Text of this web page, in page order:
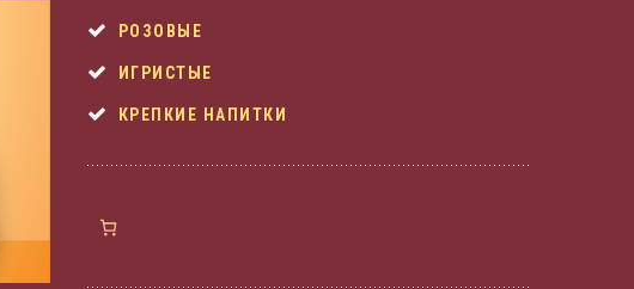
РОЗОВЫЕ
ИГРИСТЫЕ
КРЕПКИЕ НАПИТКИ